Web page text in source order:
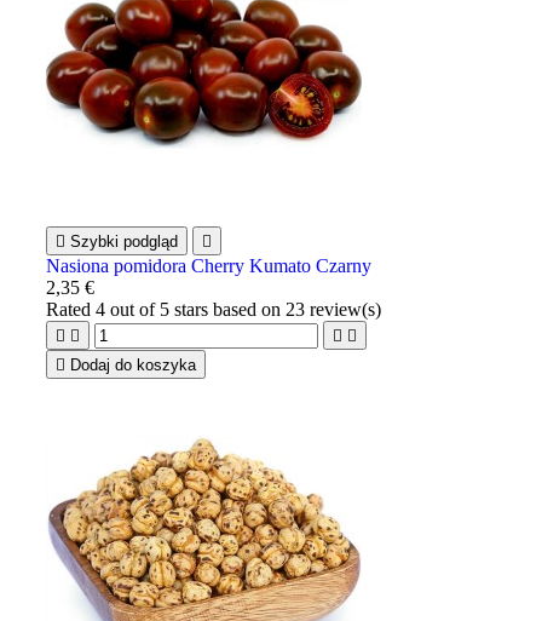
 Szybki podgląd 
Nasiona pomidora Cherry Kumato Czarny
2,35 €
Rated4 out of 5 stars based on 23 review(s)
   
 Dodaj do koszyka